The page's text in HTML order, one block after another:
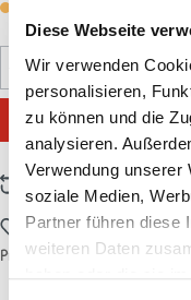
Diese Webseite
Wir verwenden
personalisieren,
zu können und die
analysieren.
Verwendung unserer
soziale Medien,
Partner führen diese
weiteren Daten
Produkt Anzahl: Gib
IN
Zum Vergleich hinzufügen
Zum Merkzettel
Produktnummer: 11SATB044